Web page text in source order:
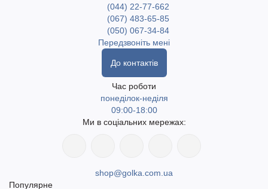
(044) 22-77-662
(067) 483-65-85
(050) 067-34-84
Передзвоніть мені
До контактів
Час роботи
понеділок-неділя
09:00-18:00
Ми в соціальних мережах:
shop@golka.com.ua
Популярне